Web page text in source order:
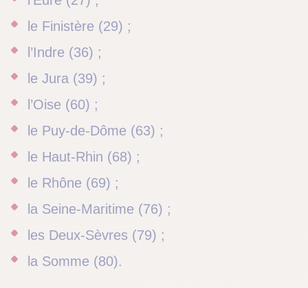
le Finistère (29) ;
l’Indre (36) ;
le Jura (39) ;
l’Oise (60) ;
le Puy-de-Dôme (63) ;
le Haut-Rhin (68) ;
le Rhône (69) ;
la Seine-Maritime (76) ;
les Deux-Sèvres (79) ;
la Somme (80).